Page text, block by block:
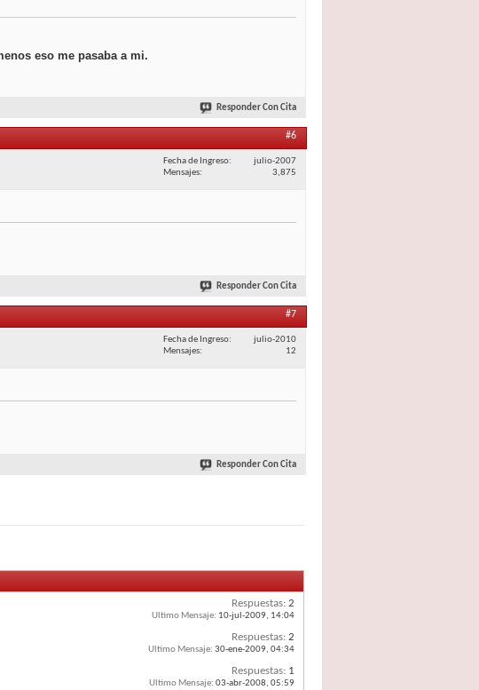
eso me pasaba a mi.
Responder Con Cita
#6
Fecha de Ingreso
julio-2007
Mensajes
3,875
Responder Con Cita
#7
Fecha de Ingreso
julio-2010
Mensajes
12
Responder Con Cita
Respuestas: 2
Ultimo Mensaje: 10-jul-2009, 14:04
Respuestas: 2
Ultimo Mensaje: 30-ene-2009, 04:34
Respuestas: 1
Ultimo Mensaje: 03-abr-2008, 05:59